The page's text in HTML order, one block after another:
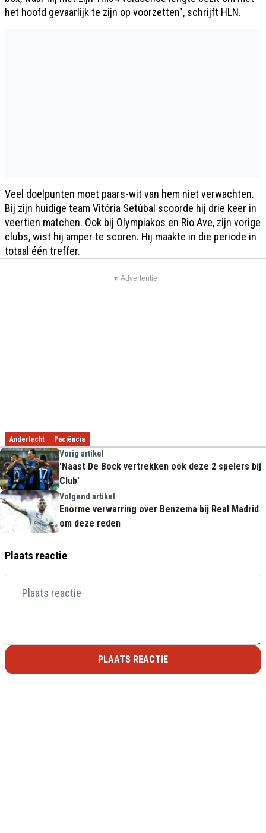
het hoofd gevaarlijk te zijn op voorzetten", schrijft HLN.
Veel doelpunten moet paars-wit van hem niet verwachten.
Bij zijn huidige team Vitória Setúbal scoorde hij drie keer in
veertien matchen. Ook bij Olympiakos en Rio Ave, zijn vorige
clubs, wist hij amper te scoren. Hij maakte in die periode in
totaal één treffer.
▼ Advertentie
Anderlecht Paciência
Vorig artikel
'Naast De Bock vertrekken ook deze 2 spelers bij
Club'
Volgend artikel
Enorme verwarring over Benzema bij Real Madrid
om deze reden
Plaats reactie
PLAATS REACTIE